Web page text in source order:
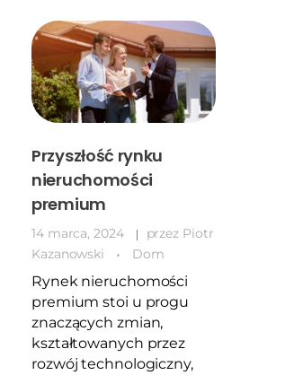
Przyszłość rynku
nieruchomości
premium
14 marca, 2024 przez Piotr
Kazanowski
Dom
Rynek nieruchomości
premium stoi u progu
znaczących zmian,
kształtowanych przez
rozwój technologiczny,